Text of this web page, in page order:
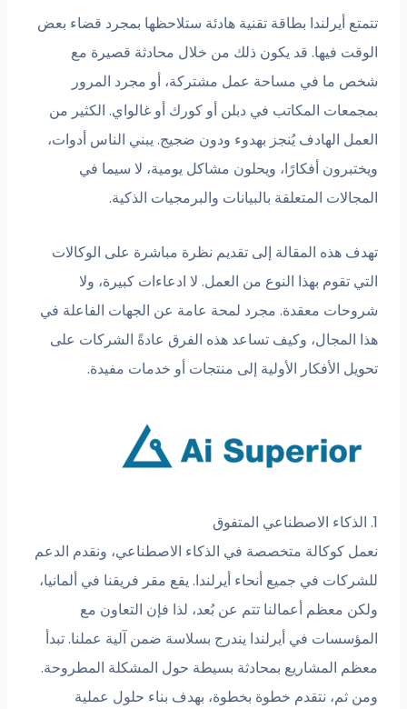
تتمتع أيرلندا بطاقة تقنية هادئة ستلاحظها بمجرد قضاء بعض
الوقت فيها. قد يكون ذلك من خلال محادثة قصيرة مع
شخص ما في مساحة عمل مشتركة، أو مجرد المرور
بمجمعات المكاتب في دبلن أو كورك أو غالواي. الكثير من
العمل الهادف يُنجز بهدوء ودون ضجيج. يبني الناس أدوات،
ويختبرون أفكارًا، ويحلون مشاكل يومية، لا سيما في
المجالات المتعلقة بالبيانات والبرمجيات الذكية.
تهدف هذه المقالة إلى تقديم نظرة مباشرة على الوكالات
التي تقوم بهذا النوع من العمل. لا ادعاءات كبيرة، ولا
شروحات معقدة. مجرد لمحة عامة عن الجهات الفاعلة في
هذا المجال، وكيف تساعد هذه الفرق عادةً الشركات على
تحويل الأفكار الأولية إلى منتجات أو خدمات مفيدة.
1. الذكاء الاصطناعي المتفوق
نعمل كوكالة متخصصة في الذكاء الاصطناعي، ونقدم الدعم
للشركات في جميع أنحاء أيرلندا. يقع مقر فريقنا في ألمانيا،
ولكن معظم أعمالنا تتم عن بُعد، لذا فإن التعاون مع
المؤسسات في أيرلندا يندرج بسلاسة ضمن آلية عملنا. تبدأ
معظم المشاريع بمحادثة بسيطة حول المشكلة المطروحة.
ومن ثم، نتقدم خطوة بخطوة، بهدف بناء حلول عملية